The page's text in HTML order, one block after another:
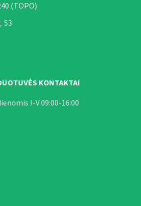
(TOPO)
53
KONTAKTAI
I-V 09:00-16:00